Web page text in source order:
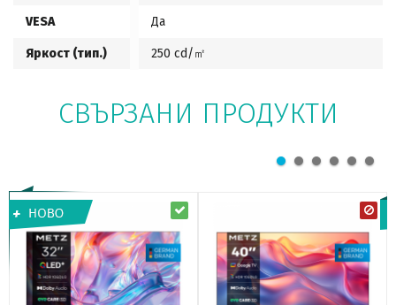
VESA Да
Яркост (тип.) 250 cd/㎡
СВЪРЗАНИ ПРОДУКТИ